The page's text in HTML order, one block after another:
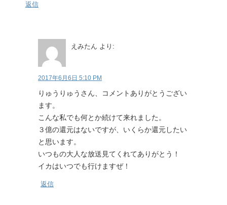
返信
えみたん より:
2017年6月6日 5:10 PM
りゅうりゅうさん、コメントありがとうござい
ます。
こんな私でも何とか続けて来れました。
３億の還元はないですが、いくらか還元したい
と思います。
いつもの大人な放送見てくれてありがとう！
イカはいつでも行けますぜ！
返信